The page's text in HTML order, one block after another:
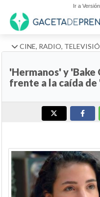
Ir a
CINE, RADIO,
'Hermanos' y
frente a la caída de